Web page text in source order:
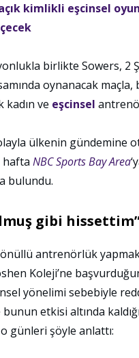
kimlikli eşcinsel
birlikte Sowers, 2
oynanacak
kadın ve eşcinsel
ülkenin gündemine
hafta NBC Sports Bay Area
bulundu.
gibi
antrenörlük
Koleji’ne
yönelimi sebebiyle
etkisi altında
günleri şöyle anlattı: